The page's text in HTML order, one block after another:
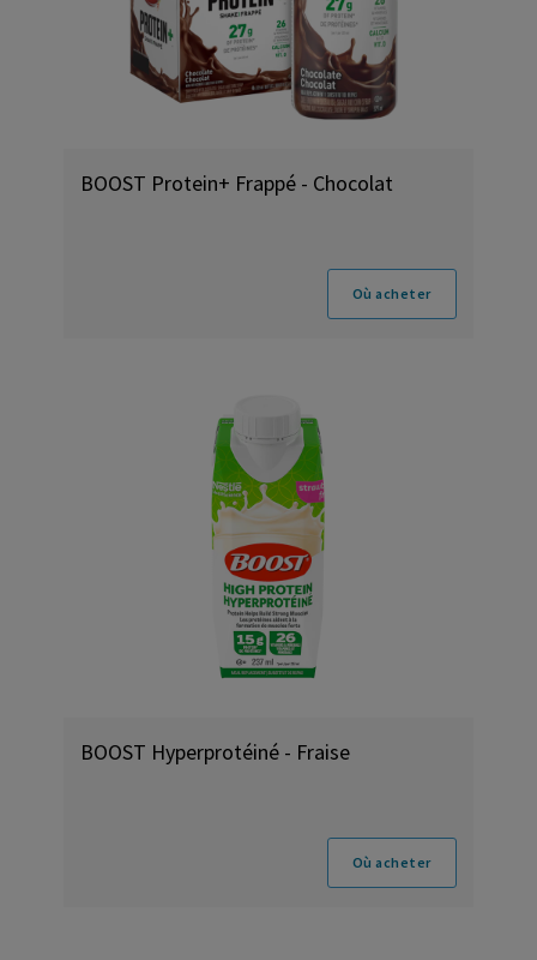
BOOST Protein+ Frappé - Chocolat
Où acheter
BOOST Hyperprotéiné - Fraise
Où acheter